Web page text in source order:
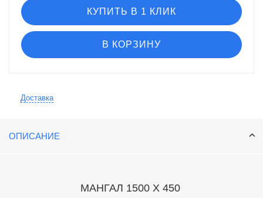
КУПИТЬ В 1 КЛИК
В КОРЗИНУ
Доставка
ОПИСАНИЕ
МАНГАЛ 1500 Х 450